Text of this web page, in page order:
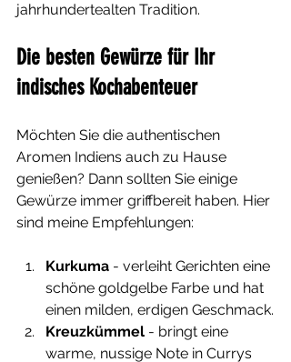
jahrhundertealten Tradition.
Die besten Gewürze für Ihr
indisches Kochabenteuer
Möchten Sie die authentischen
Aromen Indiens auch zu Hause
genießen? Dann sollten Sie einige
Gewürze immer griffbereit haben. Hier
sind meine Empfehlungen:
Kurkuma - verleiht Gerichten eine
schöne goldgelbe Farbe und hat
einen milden, erdigen Geschmack.
Kreuzkümmel - bringt eine
warme, nussige Note in Currys